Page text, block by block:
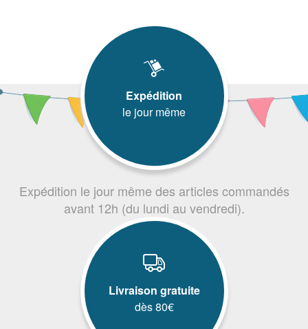
Expédition
le jour même
Expédition le jour même des articles commandés
avant 12h (du lundi au vendredi).
Livraison gratuite
dès 80€